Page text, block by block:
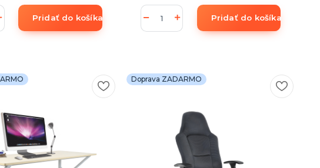
Pridať do košíka Pridať do košíka
Doprava ZADARMO